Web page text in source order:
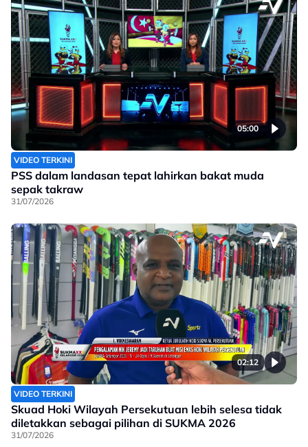
05:00
VIDEO TERKINI
PSS dalam landasan tepat lahirkan bakat muda
sepak takraw
31/07/2026
02:12
VIDEO TERKINI
Skuad Hoki Wilayah Persekutuan lebih selesa tidak
diletakkan sebagai pilihan di SUKMA 2026
31/07/2026